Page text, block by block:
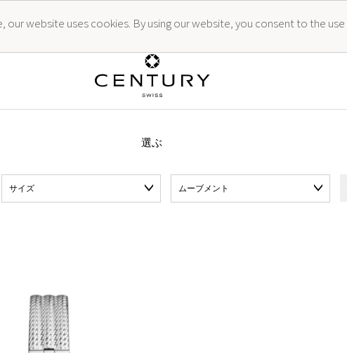
website uses cookies. By using our website, you consent to the
選ぶ
サイズ ムーブメント